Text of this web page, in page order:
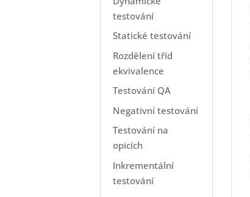
testování
Statické testování
Rozdělení tříd
ekvivalence
Testování QA
Negativní testování
Testování na
opicích
Inkrementální
testování